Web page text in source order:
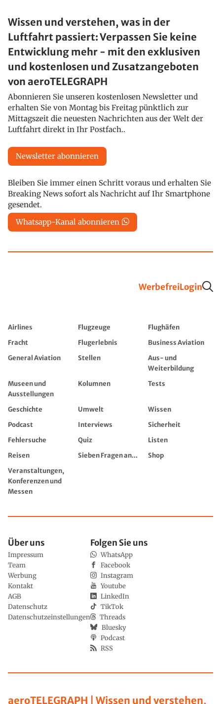
Wissen und verstehen, was in der
Luftfahrt passiert: Verpassen Sie keine
Entwicklung mehr - mit den exklusiven
und kostenlosen und Zusatzangeboten
von aeroTELEGRAPH
Abonnieren Sie unseren kostenlosen Newsletter und
erhalten Sie von Montag bis Freitag pünktlich zur
Mittagszeit die neuesten Nachrichten aus der Welt der
Luftfahrt direkt in Ihr Postfach..
Newsletter abonnieren
Bleiben Sie immer einen Schritt voraus und erhalten Sie
Breaking News sofort als Nachricht auf Ihr Smartphone
gesendet.
Whatsapp-Kanal abonnieren
WerbefreiLogin
Airlines Flugzeuge
Flughäfen
Fracht
Flugerlebnis
Business Aviation
General Aviation
Stellen
Aus- und
Weiterbildung
Museen und
Ausstellungen
Kolumnen Tests
Geschichte Umwelt
Wissen
Podcast
Interviews
Sicherheit
Fehlersuche
Quiz
Listen
Reisen
Sieben Fragen an...
Shop
Veranstaltungen,
Konferenzen und
Messen
aeroTELEGRAPH | Wissen und verstehen,
Über uns
Impressum
Team
Werbung
Kontakt
AGB
Datenschutz
Datenschutzeinstellungen
Folgen Sie uns
WhatsApp
Facebook
Instagram
Youtube
LinkedIn
TikTok
Threads
Bluesky
Podcast
RSS